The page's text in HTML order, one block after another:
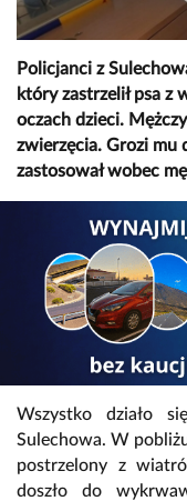
Policjanci z
który zastrzelił psa z
oczach dzieci.
zwierzęcia. Grozi mu
zastosował wobec
Wszystko działo
Sulechowa. W
postrzelony z
doszło do